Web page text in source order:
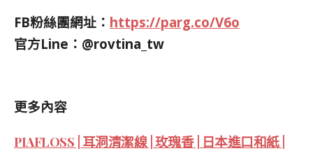
FB粉絲團網址： https://parg.co/V6o
官方Line：@rovtina_tw
更多內容
PIAFLOSS | 耳洞清潔線 | 玫瑰香 | 日本進口和紙 |